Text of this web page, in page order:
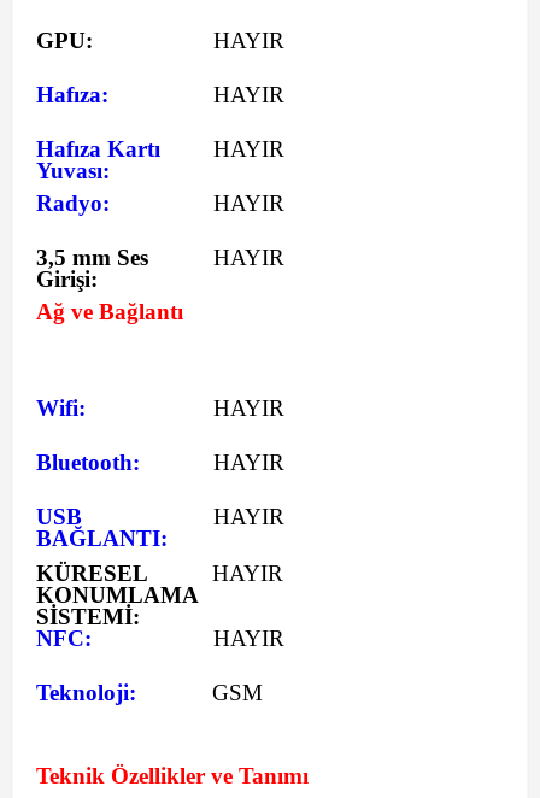
GPU: HAYIR
Hafıza: HAYIR
Hafıza Kartı
Yuvası:
HAYIR
Radyo: HAYIR
3,5 mm Ses
Girişi:
HAYIR
Ağ ve Bağlantı
Wifi: HAYIR
Bluetooth: HAYIR
USB
BAĞLANTI:
HAYIR
KÜRESEL
KONUMLAMA
SİSTEMİ:
HAYIR
NFC: HAYIR
Teknoloji: GSM
Teknik Özellikler ve Tanımı